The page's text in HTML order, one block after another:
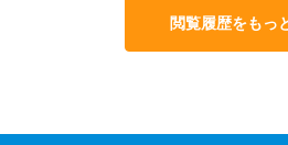
閲覧履歴をもっ